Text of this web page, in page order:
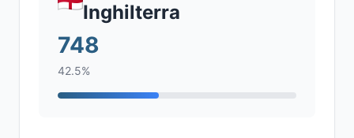
Inghilterra
748
42.5%